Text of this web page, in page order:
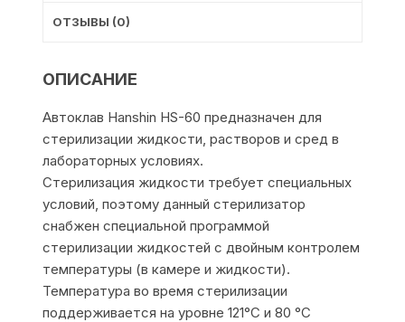
ОТЗЫВЫ (0)
ОПИСАНИЕ
Автоклав Hanshin HS-60 предназначен для
стерилизации жидкости, растворов и сред в
лабораторных условиях.
Стерилизация жидкости требует специальных
условий, поэтому данный стерилизатор
снабжен специальной программой
стерилизации жидкостей с двойным контролем
температуры (в камере и жидкости).
Температура во время стерилизации
поддерживается на уровне 121°С и 80 °С